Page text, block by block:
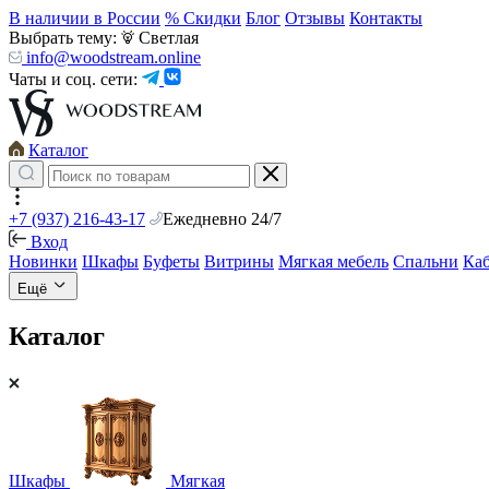
В наличии в России % Скидки Блог Отзывы Контакты
Выбрать тему:
Светлая
info@woodstream.online
Чаты и соц. сети:
Каталог
+7 (937) 216-43-17
Ежедневно 24/7
Вход
Новинки Шкафы Буфеты Витрины Мягкая мебель Спальни
Ещё
Каталог
Шкафы Мягкая